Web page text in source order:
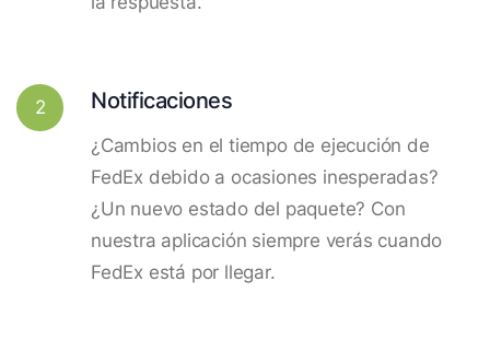
2 Notificaciones
¿Cambios en el tiempo de ejecución de
FedEx debido a ocasiones inesperadas?
¿Un nuevo estado del paquete? Con
nuestra aplicación siempre verás cuando
FedEx está por llegar.